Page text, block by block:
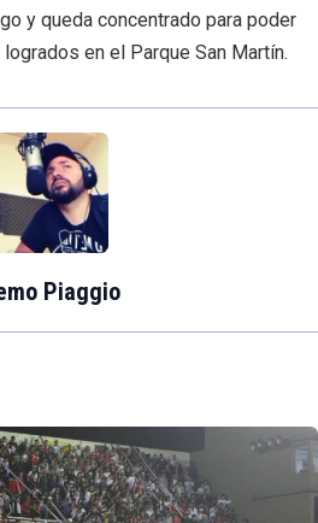
y queda concentrado para poder
en el Parque San Martín.
Piaggio